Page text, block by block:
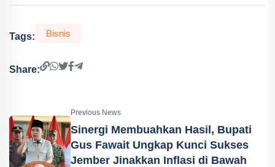
Tags: Bisnis
Share:
Previous News
Sinergi Membuahkan Hasil, Bupati
Gus Fawait Ungkap Kunci Sukses
Jember Jinakkan Inflasi di Bawah